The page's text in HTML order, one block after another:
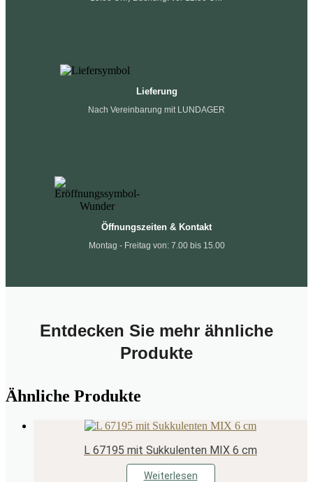
Lieferung
Nach Vereinbarung mit LUNDAGER
Öffnungszeiten & Kontakt
Montag - Freitag von: 7.00 bis 15.00
Entdecken Sie mehr ähnliche
Produkte
Ähnliche Produkte
L 67195 mit Sukkulenten MIX 6 cm
Weiterlesen